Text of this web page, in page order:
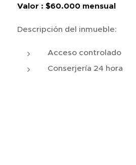
Valor : $60.000 mensual
Descripción del inmueble:
Acceso controlado
Conserjería 24 hora